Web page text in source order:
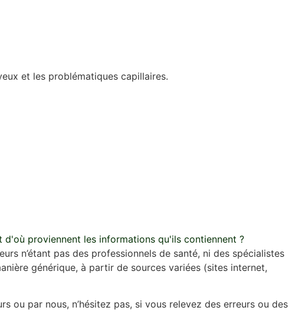
et les problématiques capillaires.
d'où proviennent les informations qu'ils contiennent ?
n’étant pas des professionnels de santé, ni des spécialistes
générique, à partir de sources variées (sites internet,
ou par nous, n’hésitez pas, si vous relevez des erreurs ou des